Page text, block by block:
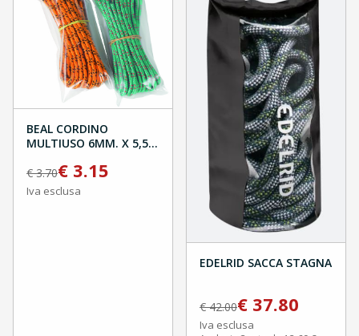
BEAL CORDINO
MULTIUSO 6MM. X 5,5M
€3.70€ 3.15
Iva esclusa
EDELRID SACCA STAGNA
€42.00€ 37.80
Iva esclusa